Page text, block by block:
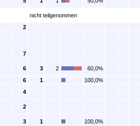
nicht teilgenommen
2
7
6 3 2
60,0%
6 1
100,0%
4
2
3 1 100,0%